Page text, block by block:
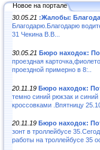
Новое на портале
30.05.21 :Жалобы:
Благодарю.Благодарю
31 Чекина В.В...
30.05.21 Бюро находок:
проездная
проездной примерно в 8:..
20.11.19 Бюро находок:
темно синий рюкзак и
кроссовками .Впятницу
20.11.19 Бюро находок:
зонт в троллейбусе
работы на троллейбусе 35